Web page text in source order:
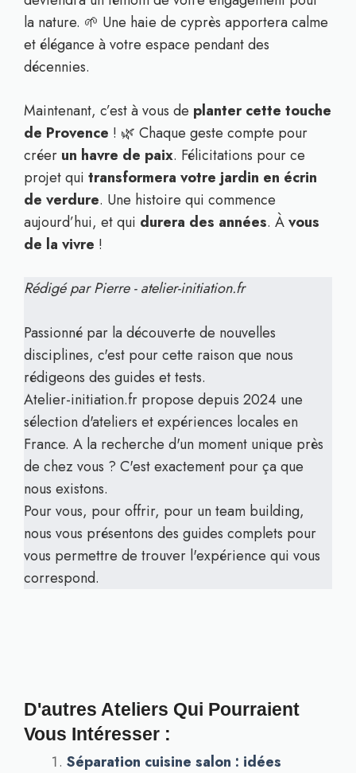
la nature. 🌱 Une haie de cyprès apportera calme
et élégance à votre espace pendant des
décennies.
Maintenant, c’est à vous de planter cette touche
de Provence ! 🌿 Chaque geste compte pour
créer un havre de paix. Félicitations pour ce
projet qui transformera votre jardin en écrin
de verdure. Une histoire qui commence
aujourd’hui, et qui durera des années. Àvous
de la vivre !
Rédigé par Pierre - atelier-initiation.fr
Passionné par la découverte de nouvelles
disciplines, c'est pour cette raison que nous
rédigeons des guides et tests.
Atelier-initiation.fr propose depuis 2024 une
sélection d'ateliers et expériences locales en
France. A la recherche d'un moment unique près
de chez vous ? C'est exactement pour ça que
nous existons.
Pour vous, pour offrir, pour un team building,
nous vous présentons des guides complets pour
vous permettre de trouver l'expérience qui vous
correspond.
D'autres Ateliers Qui Pourraient
Vous Intéresser :
Séparation cuisine salon : idées